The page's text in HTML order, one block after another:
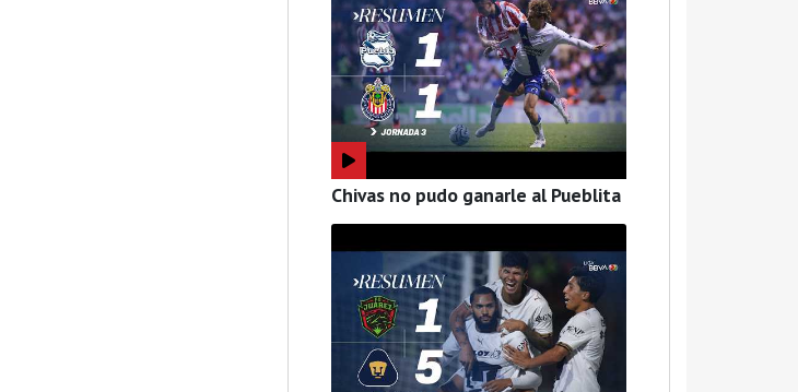
Chivas no pudo ganarle al Pueblita